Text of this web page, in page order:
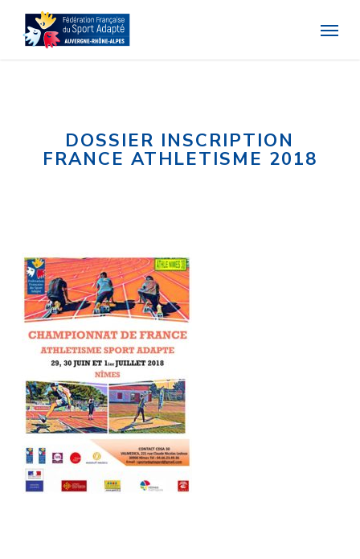
main
content
Menu
DOSSIER INSCRIPTION
FRANCE ATHLETISME 2018